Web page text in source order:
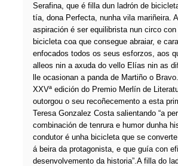
Serafina, que é filla dun ladrón de
tía, dona Perfecta, nunha vila mariñeira.
aspiración é ser equilibrista nun circo
bicicleta coa que consegue abraiar, e
enfocados todos os seus esforzos, aos
alleos nin a axuda do vello Elías nin as
lle ocasionan a panda de Martiño o
XXVª edición do Premio Merlín de
outorgou o seu recoñecemento a esta
Teresa Gonzalez Costa salientando “a
combinación de tenrura e humor dunha
condutor é unha bicicleta que se converte
á beira da protagonista, e que guía con
desenvolvemento da historia”.A filla do